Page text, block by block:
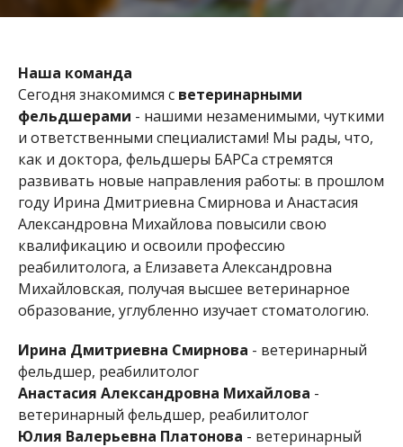
Наша команда
Сегодня знакомимся с ветеринарными
фельдшерами - нашими незаменимыми, чуткими
и ответственными специалистами! Мы рады, что,
как и доктора, фельдшеры БАРСа стремятся
развивать новые направления работы: в прошлом
году Ирина Дмитриевна Смирнова и Анастасия
Александровна Михайлова повысили свою
квалификацию и освоили профессию
реабилитолога, а Елизавета Александровна
Михайловская, получая высшее ветеринарное
образование, углубленно изучает стоматологию.
Ирина Дмитриевна Смирнова - ветеринарный
фельдшер, реабилитолог
Анастасия Александровна Михайлова -
ветеринарный фельдшер, реабилитолог
Юлия Валерьевна Платонова - ветеринарный